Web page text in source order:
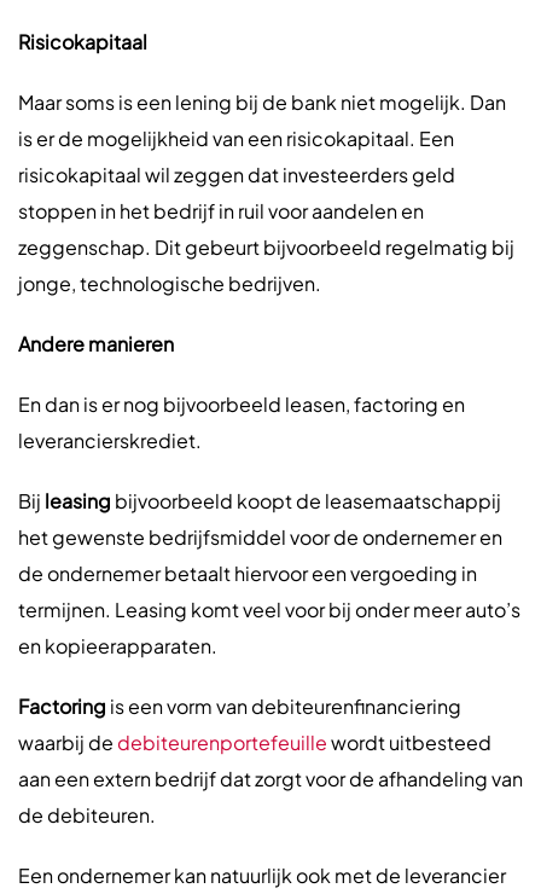
Risicokapitaal
Maar soms is een lening bij de bank niet mogelijk. Dan
is er de mogelijkheid van een risicokapitaal. Een
risicokapitaal wil zeggen dat investeerders geld
stoppen in het bedrijf in ruil voor aandelen en
zeggenschap. Dit gebeurt bijvoorbeeld regelmatig bij
jonge, technologische bedrijven.
Andere manieren
En dan is er nog bijvoorbeeld leasen, factoring en
leverancierskrediet.
Bij leasing bijvoorbeeld koopt de leasemaatschappij
het gewenste bedrijfsmiddel voor de ondernemer en
de ondernemer betaalt hiervoor een vergoeding in
termijnen. Leasing komt veel voor bij onder meer auto’s
en kopieerapparaten.
Factoring is een vorm van debiteurenfinanciering
waarbij de debiteurenportefeuillewordt uitbesteed
aan een extern bedrijf dat zorgt voor de afhandeling van
de debiteuren.
Een ondernemer kan natuurlijk ook met de leverancier